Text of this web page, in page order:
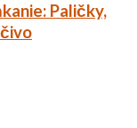
Paličky,